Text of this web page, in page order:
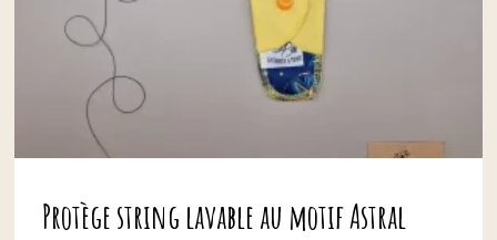
Protège string lavable au motif Astral